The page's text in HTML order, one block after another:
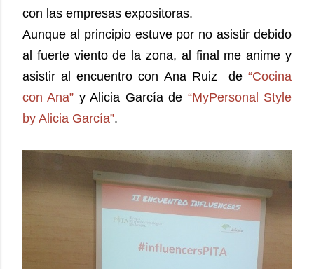
con las empresas expositoras.
Aunque al principio estuve por no asistir debido
al fuerte viento de la zona, al final me anime y
asistir al encuentro con Ana Ruiz de “Cocina
con Ana” y Alicia García de “MyPersonal Style
by Alicia García”.